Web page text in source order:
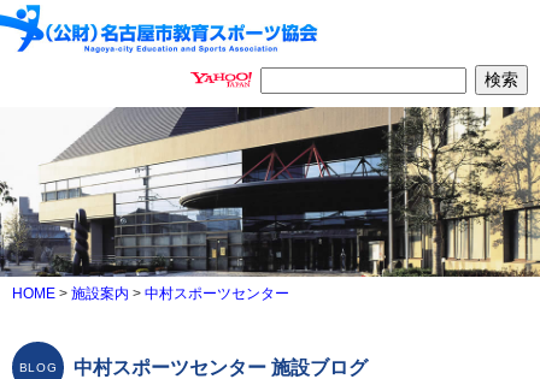
HOME > 施設案内 > 中村スポーツセンター
中村スポーツセンター 施設ブログ